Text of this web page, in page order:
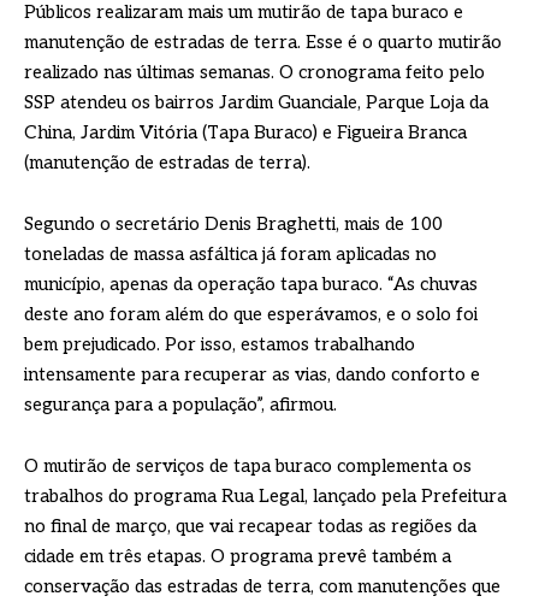
Públicos realizaram mais um mutirão de tapa buraco e
manutenção de estradas de terra. Esse é o quarto mutirão
realizado nas últimas semanas. O cronograma feito pelo
SSP atendeu os bairros Jardim Guanciale, Parque Loja da
China, Jardim Vitória (Tapa Buraco) e Figueira Branca
(manutenção de estradas de terra).
Segundo o secretário Denis Braghetti, mais de 100
toneladas de massa asfáltica já foram aplicadas no
município, apenas da operação tapa buraco. “As chuvas
deste ano foram além do que esperávamos, e o solo foi
bem prejudicado. Por isso, estamos trabalhando
intensamente para recuperar as vias, dando conforto e
segurança para a população”, afirmou.
O mutirão de serviços de tapa buraco complementa os
trabalhos do programa Rua Legal, lançado pela Prefeitura
no final de março, que vai recapear todas as regiões da
cidade em três etapas. O programa prevê também a
conservação das estradas de terra, com manutenções que